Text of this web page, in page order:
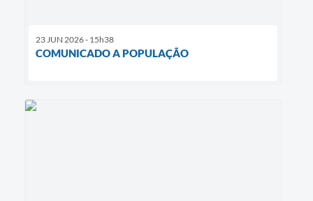
23 JUN 2026 - 15h38
COMUNICADO A POPULAÇÃO